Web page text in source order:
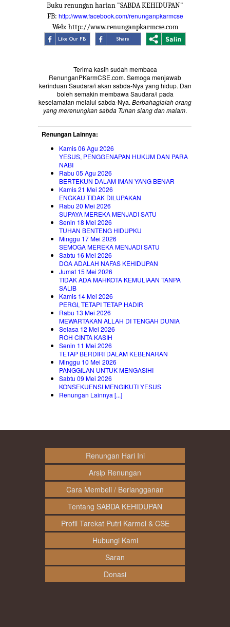
Buku renungan harian "SABDA KEHIDUPAN"
FB: http://www.facebook.com/renunganpkarmcse
Web: http://www.renunganpkarmcse.com
Terima kasih sudah membaca
RenunganPKarmCSE.com. Semoga menjawab
kerinduan Saudara/i akan sabda-Nya yang hidup. Dan
boleh semakin membawa Saudara/i pada
keselamatan melalui sabda-Nya. Berbahagialah orang
yang merenungkan sabda Tuhan siang dan malam.
Renungan Lainnya:
Kamis 06 Agu 2026
YESUS, PENGGENAPAN HUKUM DAN PARA
NABI
Rabu 05 Agu 2026
BERTEKUN DALAM IMAN YANG BENAR
Kamis 21 Mei 2026
ENGKAU TIDAK DILUPAKAN
Rabu 20 Mei 2026
SUPAYA MEREKA MENJADI SATU
Senin 18 Mei 2026
TUHAN BENTENG HIDUPKU
Minggu 17 Mei 2026
SEMOGA MEREKA MENJADI SATU
Sabtu 16 Mei 2026
DOA ADALAH NAFAS KEHIDUPAN
Jumat 15 Mei 2026
TIDAK ADA MAHKOTA KEMULIAAN TANPA
SALIB
Kamis 14 Mei 2026
PERGI, TETAPI TETAP HADIR
Rabu 13 Mei 2026
MEWARTAKAN ALLAH DI TENGAH DUNIA
Selasa 12 Mei 2026
ROH CINTA KASIH
Senin 11 Mei 2026
TETAP BERDIRI DALAM KEBENARAN
Minggu 10 Mei 2026
PANGGILAN UNTUK MENGASIHI
Sabtu 09 Mei 2026
KONSEKUENSI MENGIKUTI YESUS
Renungan Lainnya [...]
Renungan Hari Ini
Arsip Renungan
Cara Membeli / Berlangganan
Tentang SABDA KEHIDUPAN
Profil Tarekat Putri Karmel & CSE
Hubungi Kami
Saran
Donasi